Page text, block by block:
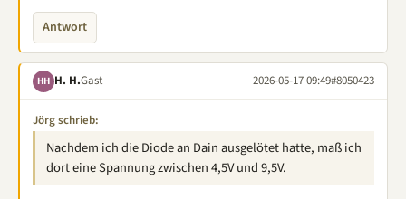
Antwort
HH H. H.Gast 2026-05-17 09:49#8050423
Jörg schrieb:
Nachdem ich die Diode an Dain ausgelötet hatte, maß ich
dort eine Spannung zwischen 4,5V und 9,5V.